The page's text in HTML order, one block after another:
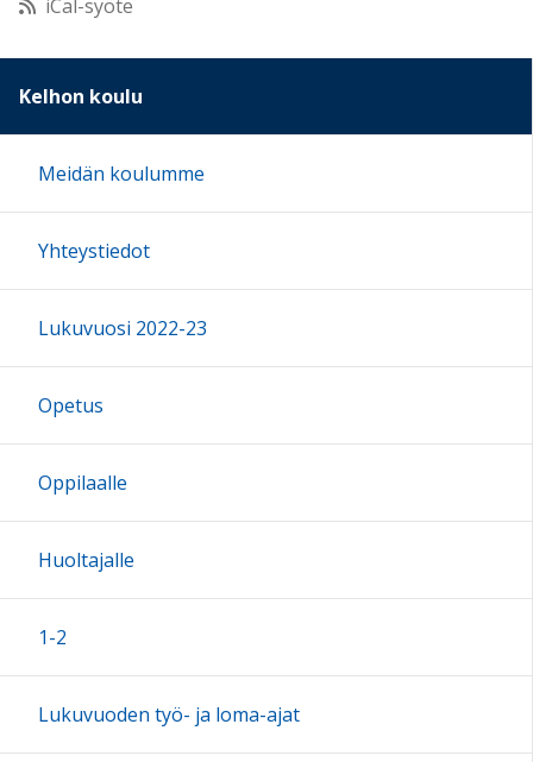
11:00
12:00
16:00
17:00
18:00
iCal-syöte
Kelhon koulu
Meidän koulumme
Yhteystiedot
Lukuvuosi 2022-23
Opetus
Oppilaalle
Huoltajalle
1-2
Lukuvuoden työ- ja loma-ajat